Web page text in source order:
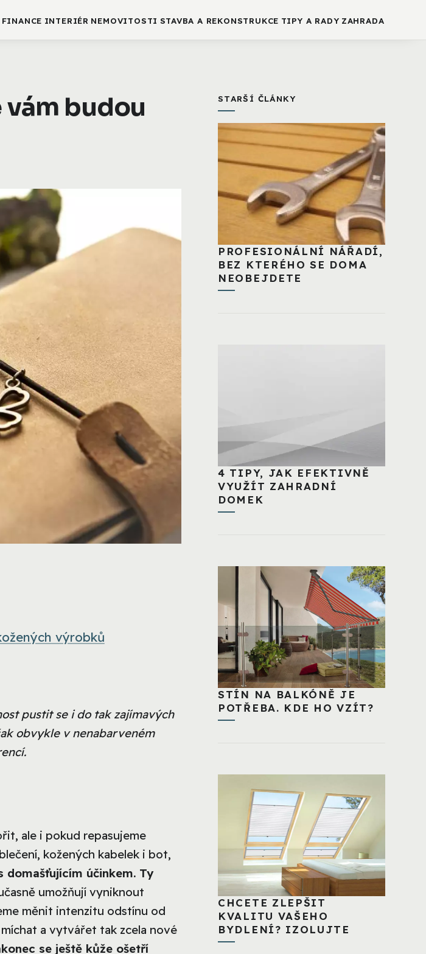
FINANCE INTERIÉR NEMOVITOSTI STAVBA A REKONSTRUKCE TIPY A RADY ZAHRADA
budou
výrobků
pustit se i do tak zajímavých
obvykle v nenabarveném
ale i pokud repasujeme
kožených kabelek i bot,
domašťujícím účinkem. Ty
umožňují vyniknout
měnit intenzitu odstínu od
a vytvářet tak zcela nové
se ještě kůže ošetří
STARŠÍ ČLÁNKY
PROFESIONÁLNÍ NÁŘADÍ,
BEZ KTERÉHO SE DOMA
NEOBEJDETE
4 TIPY, JAK EFEKTIVNĚ
VYUŽÍT ZAHRADNÍ
DOMEK
STÍN NA BALKÓNĚ JE
POTŘEBA. KDE HO VZÍT?
CHCETE ZLEPŠIT
KVALITU VAŠEHO
BYDLENÍ? IZOLUJTE